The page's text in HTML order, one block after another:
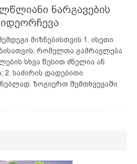
ნარგავების
მიზნებისთვის 1. ისეთი
რომელთა გამრავლება
სხვა წესით ძნელია ან
2. საძირის დადებითი
ზოგიერთ შემთხვევაში